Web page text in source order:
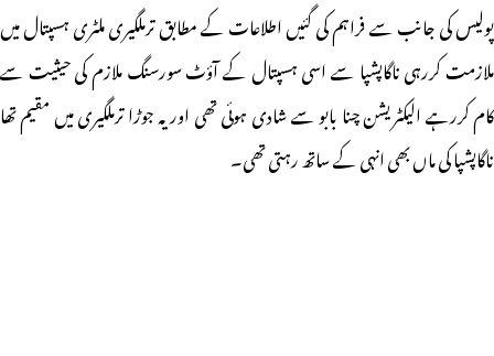
پولیس کی جانب سے فراہم کی گئیں اطلاعات کے مطابق ترملگیری ملٹری ہسپتال میں
ملازمت کررہی ناگاپشپا سے اسی ہسپتال کے آؤٹ سورسنگ ملازم کی حیثیت سے
کام کررہے الیکٹریشن چنا بابو سے شادی ہوئی تھی اور یہ جوڑا ترملگیری میں مقیم تھا
ناگاپشپا کی ماں بھی انہی کے ساتھ رہتی تھی۔